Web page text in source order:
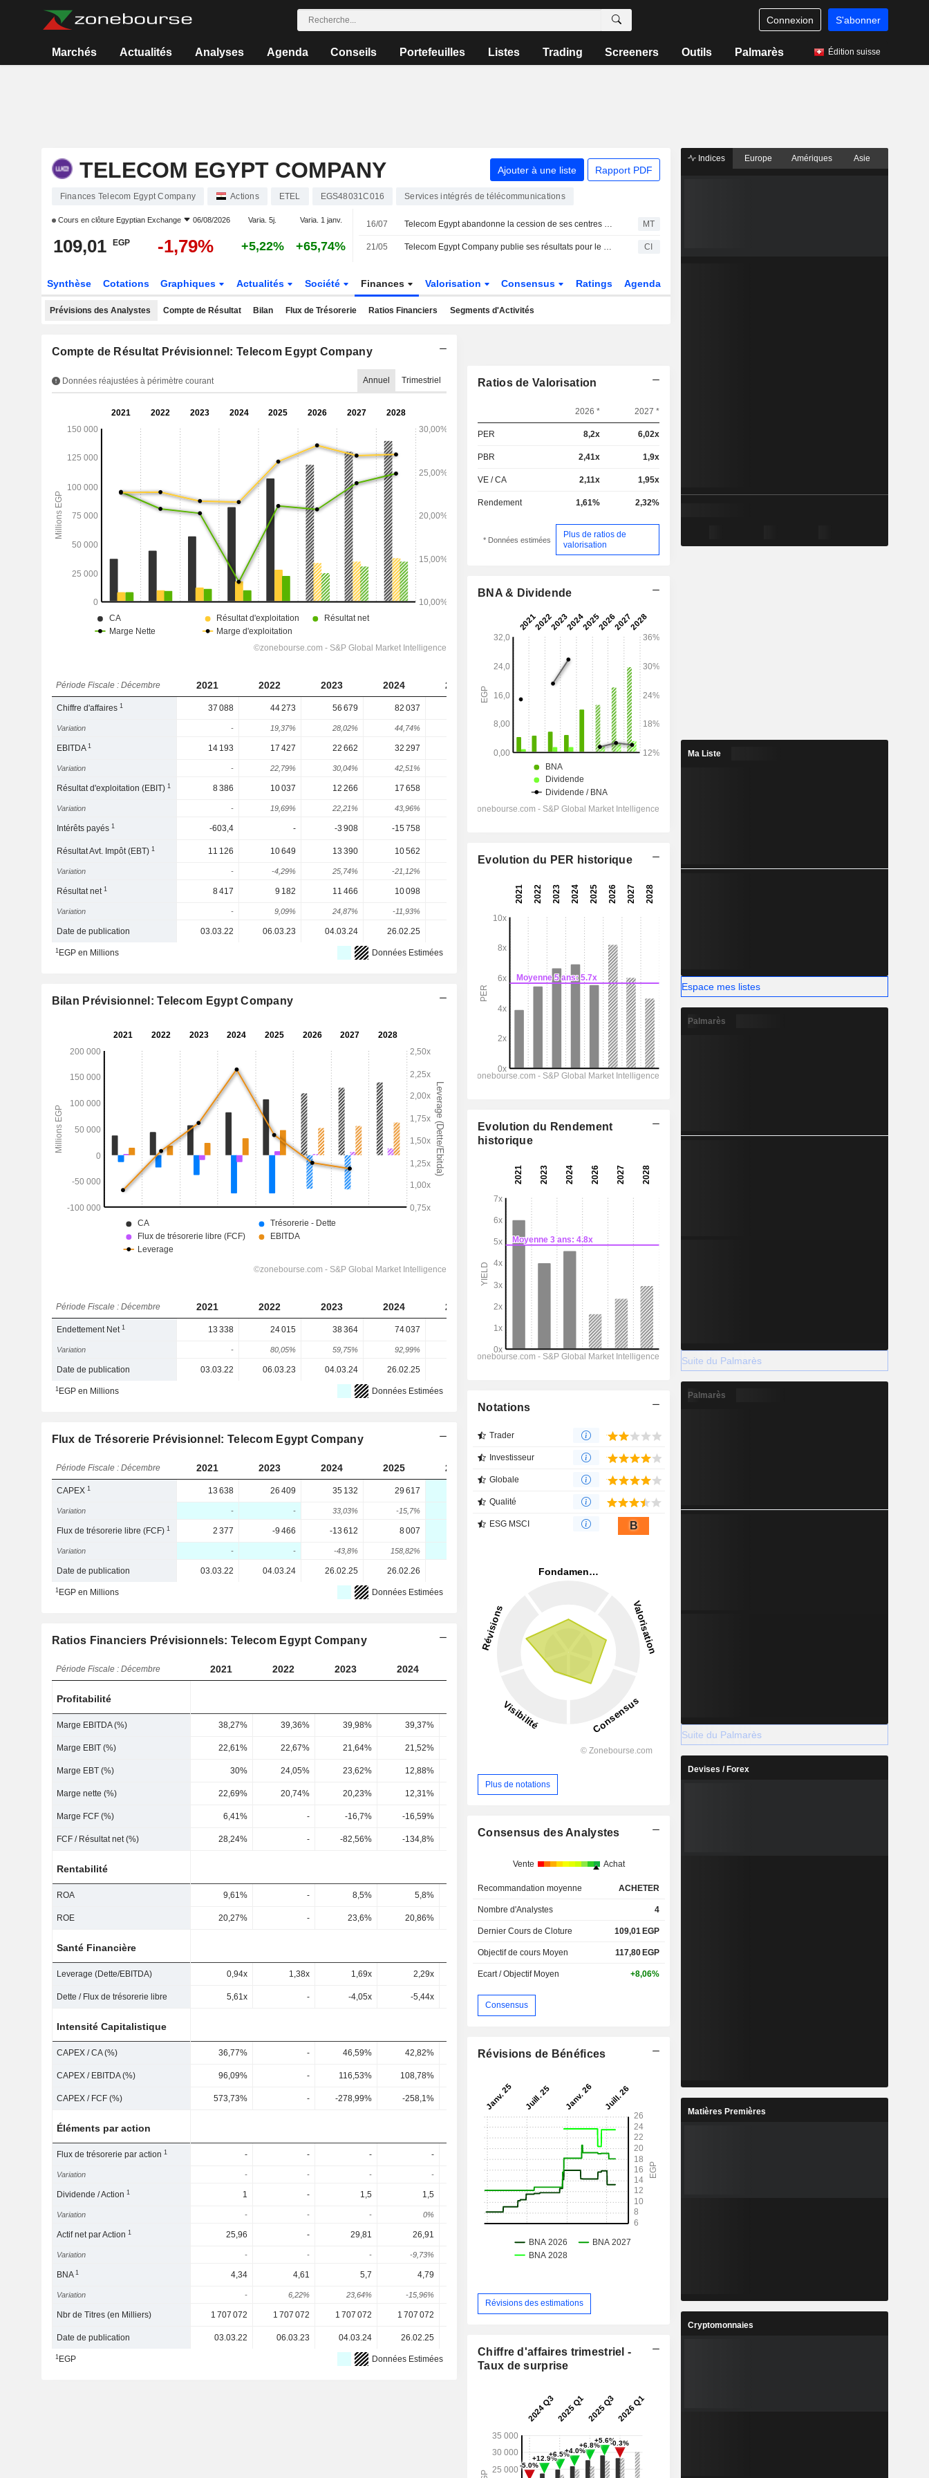
Connexion S'abonner
Marchés Actualités Analyses Agenda Conseils Portefeuilles Listes Trading Screeners Outils Palmarès Édition suisse
TELECOM EGYPT COMPANY Ajouter à une liste Rapport PDF
Finances Telecom Egypt Company Actions ETEL EGS48031C016 Services intégrés de télécommunications
Cours en clôture Egyptian Exchange 06/08/2026 Varia. 5j. Varia. 1 janv.
109,01 EGP -1,79% +5,22% +65,74%
16/07 Telecom Egypt abandonne la cession de ses centres de données à Helios Investments MT
21/05 Telecom Egypt Company publie ses résultats pour le premier trimestre clos le 31 mars 2026 CI
Synthèse Cotations Graphiques Actualités Société Finances Valorisation Consensus Ratings Agenda
Prévisions des Analystes Compte de Résultat Bilan Flux de Trésorerie Ratios Financiers Segments d'Activités
Compte de Résultat Prévisionnel: Telecom Egypt Company
Données réajustées à périmètre courant Annuel Trimestriel
Période Fiscale : Décembre 2021 2022 2023 2024 2025 2026 2027 2028
Chiffre d'affaires1 37 088 44 273 56 679 82 037 118 929 129 799 139 655
Variation - 19,37% 28,02% 44,74% 11,12% 9,14% 7,59%
EBITDA1 14 193 17 427 22 662 32 297 51 920 56 267 62 084
Variation - 22,79% 30,04% 42,51% 9,32%
Résultat d'exploitation (EBIT)1 8 386 10 037 12 266 17 658 33 388 34 905
Variation - 19,69% 22,21% 43,96% 58,81% 19,06% 4,54% 8,13%
Intérêts payés1 -603,4 - -3 908 -15 758
Résultat Avt. Impôt (EBT)1 11 126 10 649 13 390 10 562
Variation - -4,29% 25,74% -21,12%
Résultat net1 8 417 9 182 11 466 10 098 24 595 30 776 34 655
Variation - 9,09% 24,87% -11,93%
Date de publication 03.03.22 06.03.23 04.03.24 26.02.25
1EGP en Millions Données Estimées
Bilan Prévisionnel: Telecom Egypt Company
Période Fiscale : Décembre 2021 2022 2023 2024 2025 2027 2028
Endettement Net1 13 338 24 015 38 364 74 037 64 678 66 439
Variation - 80,05% 59,75% 92,99% -12,56% 2,72%
Date de publication 03.03.22 06.03.23 04.03.24 26.02.25
1EGP en Millions Données Estimées
Flux de Trésorerie Prévisionnel: Telecom Egypt Company
Période Fiscale : Décembre 2021 2023 2024 2025 2026
CAPEX1 13 638 26 409 35 132 29 617
Variation - - 33,03% -15,7%
Flux de trésorerie libre (FCF)1 2 377 -9 466 -13 612 8 007 2 712 12 354
Variation - - -43,8% 158,82%
Date de publication 03.03.22 04.03.24 26.02.25 26.02.26 -
1EGP en Millions Données Estimées
Ratios Financiers Prévisionnels: Telecom Egypt Company
Période Fiscale : Décembre 2021 2022 2023 2024 2027
Profitabilité
Marge EBITDA (%) 38,27% 39,36% 39,98% 39,37% 43,66% 43,35% 44,46%
Marge EBIT (%) 22,61% 22,67% 21,64% 21,52% 26,89% 27,02%
Marge EBT (%) 30% 24,05% 23,62% 12,88%
Marge nette (%) 22,69% 20,74% 20,23% 12,31% 21,07% 20,68%
Marge FCF (%) 6,41% - -16,7% -16,59%
FCF / Résultat net (%) 28,24% - -82,56% -134,8% 35,5% 11,03% 21,59%
Rentabilité
ROA 9,61% - 8,5% 5,8%
ROE 20,27% - 23,6% 20,86%
Santé Financière
Leverage (Dette/EBITDA) 0,94x 1,38x 1,69x 2,29x 1,56x 1,25x
Dette / Flux de trésorerie libre 5,61x - -4,05x -5,44x 9,24x 23,85x
Intensité Capitalistique
CAPEX / CA (%) 36,77% - 46,59% 42,82% 27,67% 25,97% 24,28% 24,23%
CAPEX / EBITDA (%) 96,09% - 116,53% 108,78%
CAPEX / FCF (%) 573,73% - -278,99% -258,1% 369,9% 1 138,85% 474,15% 273,93%
Éléments par action
Flux de trésorerie par action1 - - - -
Variation - - - -
Dividende / Action1 1 - 1,5 1,5 - 1,75 2,533
Variation - - - 0% - - 44,76%
Actif net par Action1 25,96 - 29,81 26,91
Variation - - - -9,73% 21,09%
BNA1 4,34 4,61 5,7 4,79
Variation - 6,22% 23,64% -15,96% 149,06% 11,37%
Nbr de Titres (en Milliers) 1 707 072 1 707 072 1 707 072 1 707 072 1 707 072 1 707 072 1 707 072 1 707 072
Date de publication 03.03.22 06.03.23 04.03.24 26.02.25
1EGP Données Estimées
Ratios de Valorisation
2026 * 2027 *
PER 8,2x 6,02x
PBR 2,41x 1,9x
VE / CA 2,11x 1,95x
Rendement 1,61% 2,32%
* Données estimées
Plus de ratios de
valorisation
BNA & Dividende
Evolution du PER historique
Evolution du Rendement
historique
Notations
Trader
Investisseur
Globale
Qualité
ESG MSCI B
Plus de notations
Consensus des Analystes
Vente Achat
Recommandation moyenne ACHETER
Nombre d'Analystes 4
Dernier Cours de Cloture 109,01 EGP
Objectif de cours Moyen 117,80 EGP
Ecart / Objectif Moyen +8,06%
Consensus
Révisions de Bénéfices
Révisions des estimations
Chiffre d'affaires trimestriel -
Taux de surprise
Indices Europe Amériques Asie
Ma Liste
Espace mes listes
Palmarès
Suite du Palmarès
Palmarès
Suite du Palmarès
Devises / Forex
Matières Premières
Cryptomonnaies